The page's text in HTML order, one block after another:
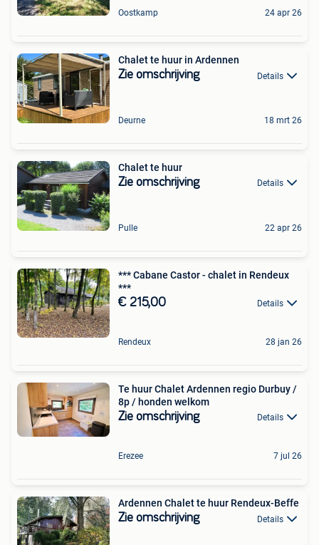
Oostkamp 24 apr 26
Chalet te huur in Ardennen
Zie omschrijving Details
Deurne 18 mrt 26
Chalet te huur
Zie omschrijving Details
Pulle 22 apr 26
*** Cabane Castor - chalet in Rendeux
***
€ 215,00 Details
Rendeux 28 jan 26
Te huur Chalet Ardennen regio Durbuy /
8p / honden welkom
Zie omschrijving Details
Erezee 7 jul 26
Ardennen Chalet te huur Rendeux-Beffe
Zie omschrijving Details